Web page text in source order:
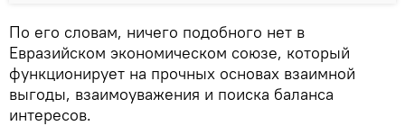
По его словам, ничего подобного нет в
Евразийском экономическом союзе, который
функционирует на прочных основах взаимной
выгоды, взаимоуважения и поиска баланса
интересов.